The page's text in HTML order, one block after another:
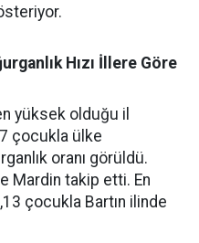
Hızı İllere Göre
yüksek olduğu il
çocukla ülke
oranı görüldü.
Mardin takip etti. En
çocukla Bartın ilinde